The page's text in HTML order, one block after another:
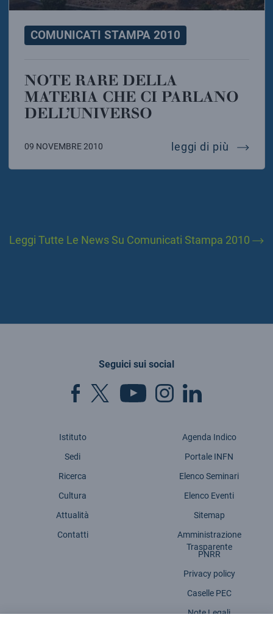
COMUNICATI STAMPA 2010
NOTE RARE DELLA
MATERIA CHE CI PARLANO
DELL’UNIVERSO
09 NOVEMBRE 2010 leggi di più note
Leggi Tutte Le News Su Comunicati Stampa 2010
Seguici sui social
Istituto
Sedi
Ricerca
Cultura
Attualità
Contatti
Agenda Indico
Portale INFN
Elenco Seminari
Elenco Eventi
Sitemap
Amministrazione
Trasparente
PNRR
Privacy policy
Caselle PEC
Note Legali